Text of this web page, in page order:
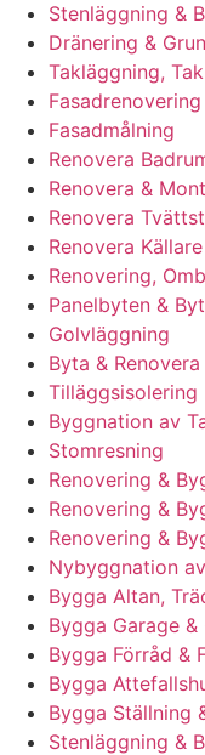
Stenläggning &
Dränering &
Takläggning,
Fasadrenovering
Fasadmålning
Renovera
Renovera &
Renovera
Renovera Källare
Renovering,
Panelbyten &
Golvläggning
Byta &
Tilläggsisolering
Byggnation av
Stomresning
Renovering &
Renovering &
Renovering &
Nybyggnation
Bygga Altan,
Bygga Garage
Bygga Förråd &
Bygga
Bygga Ställning
Stenläggning &